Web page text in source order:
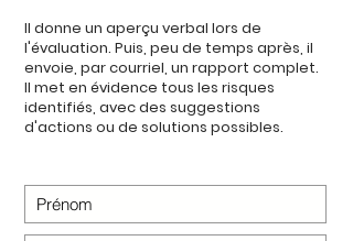
Il donne un aperçu verbal lors de
l'évaluation. Puis, peu de temps après, il
envoie, par courriel, un rapport complet.
Il met en évidence tous les risques
identifiés, avec des suggestions
d'actions ou de solutions possibles.